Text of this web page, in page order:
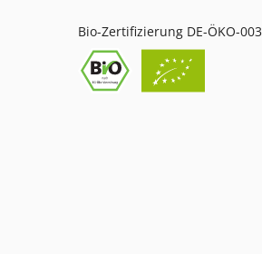
Bio-Zertifizierung DE-ÖKO-003